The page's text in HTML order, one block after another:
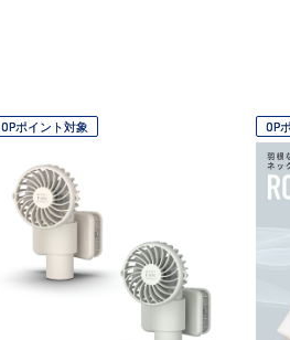
OPポイント対象 OP